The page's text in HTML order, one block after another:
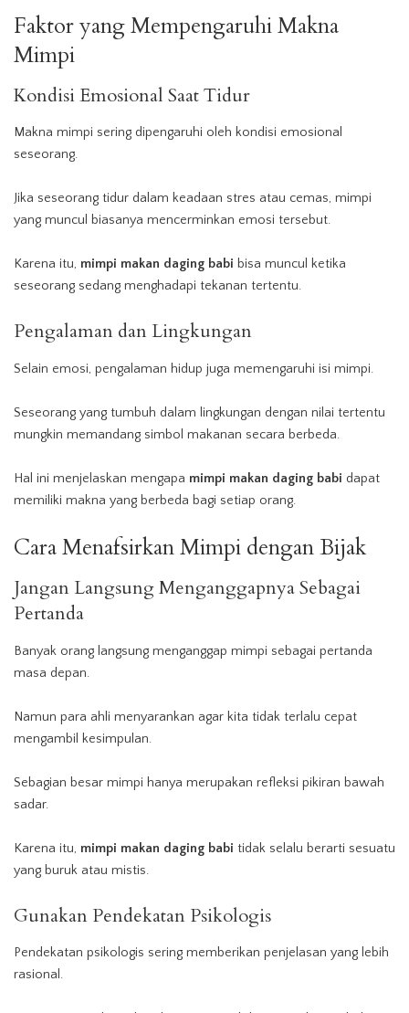
Faktor yang Mempengaruhi Makna
Mimpi
Kondisi Emosional Saat Tidur
Makna mimpi sering dipengaruhi oleh kondisi emosional
seseorang.
Jika seseorang tidur dalam keadaan stres atau cemas, mimpi
yang muncul biasanya mencerminkan emosi tersebut.
Karena itu, mimpi makan daging babi bisa muncul ketika
seseorang sedang menghadapi tekanan tertentu.
Pengalaman dan Lingkungan
Selain emosi, pengalaman hidup juga memengaruhi isi mimpi.
Seseorang yang tumbuh dalam lingkungan dengan nilai tertentu
mungkin memandang simbol makanan secara berbeda.
Hal ini menjelaskan mengapa mimpi makan daging babi dapat
memiliki makna yang berbeda bagi setiap orang.
Cara Menafsirkan Mimpi dengan Bijak
Jangan Langsung Menganggapnya Sebagai
Pertanda
Banyak orang langsung menganggap mimpi sebagai pertanda
masa depan.
Namun para ahli menyarankan agar kita tidak terlalu cepat
mengambil kesimpulan.
Sebagian besar mimpi hanya merupakan refleksi pikiran bawah
sadar.
Karena itu, mimpi makan daging babi tidak selalu berarti sesuatu
yang buruk atau mistis.
Gunakan Pendekatan Psikologis
Pendekatan psikologis sering memberikan penjelasan yang lebih
rasional.